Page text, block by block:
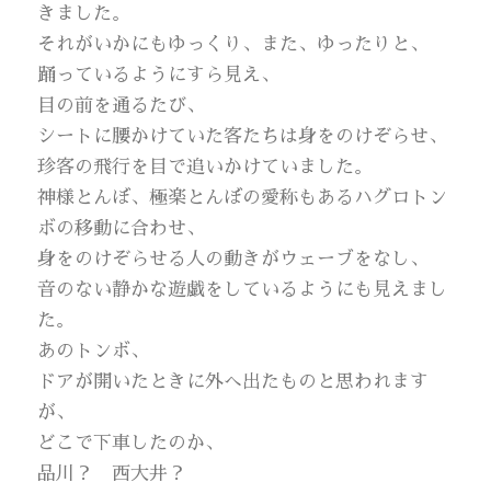
きました。
それがいかにもゆっくり、また、ゆったりと、
踊っているようにすら見え、
目の前を通るたび、
シートに腰かけていた客たちは身をのけぞらせ、
珍客の飛行を目で追いかけていました。
神様とんぼ、極楽とんぼの愛称もあるハグロトン
ボの移動に合わせ、
身をのけぞらせる人の動きがウェーブをなし、
音のない静かな遊戯をしているようにも見えまし
た。
あのトンボ、
ドアが開いたときに外へ出たものと思われます
が、
どこで下車したのか、
品川？ 西大井？